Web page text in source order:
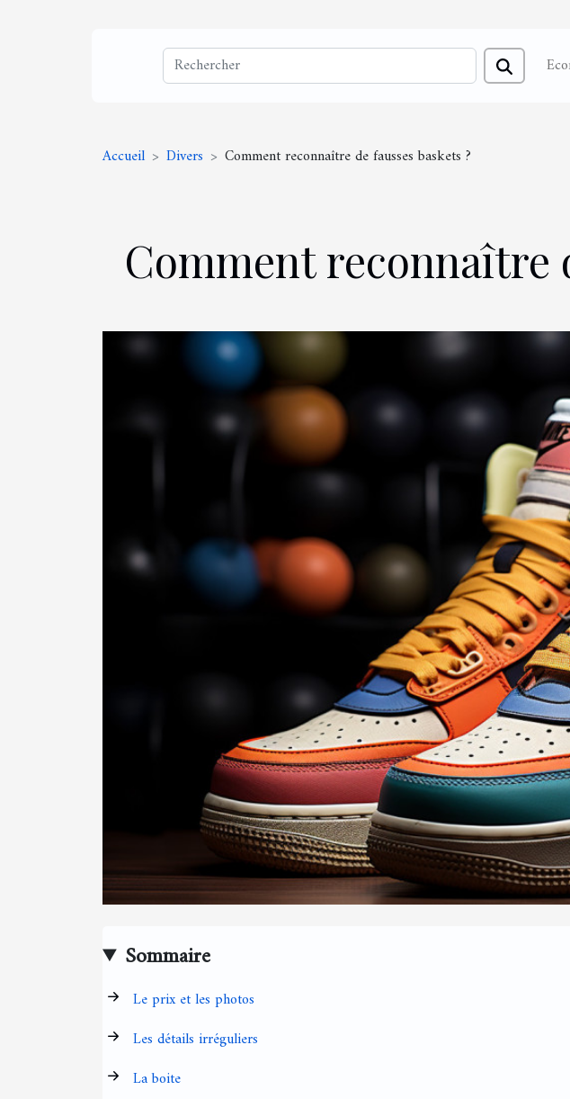
Accueil Divers Comment reconnaître de fausses baskets ?
Comment reconnaître
Sommaire
Le prix et les photos
Les détails irréguliers
La boite